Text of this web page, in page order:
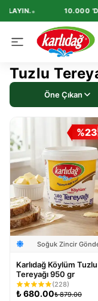
• 10.000
Tuzlu
Öne Çıkan
%23
Soğuk Zincir
Karlıdağ Köylüm Tuzlu
Tereyağı 950 gr
(228)
₺680.00₺ 879.00